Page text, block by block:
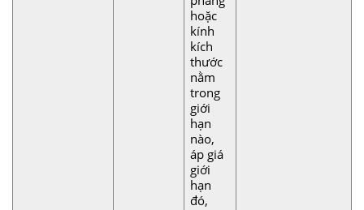
hoặc
kính
kích
thước
nằm
trong
giới
hạn
nào,
áp giá
giới
hạn
đó,